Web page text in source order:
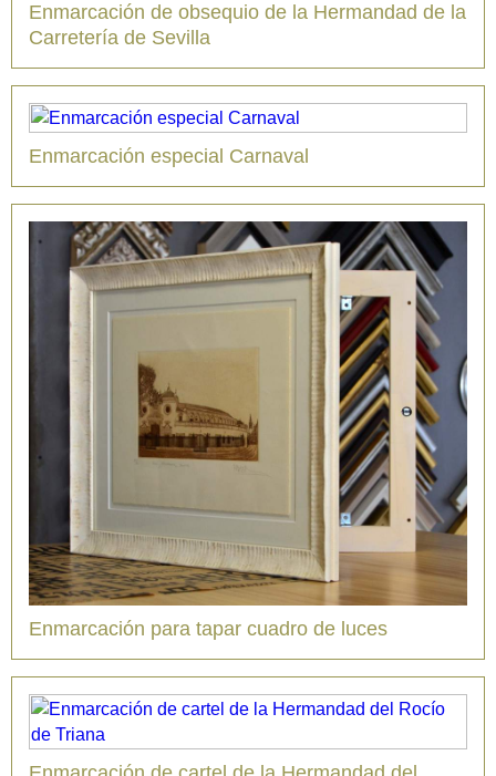
Enmarcación de obsequio de la Hermandad de la
Carretería de Sevilla
Enmarcación especial Carnaval
Enmarcación para tapar cuadro de luces